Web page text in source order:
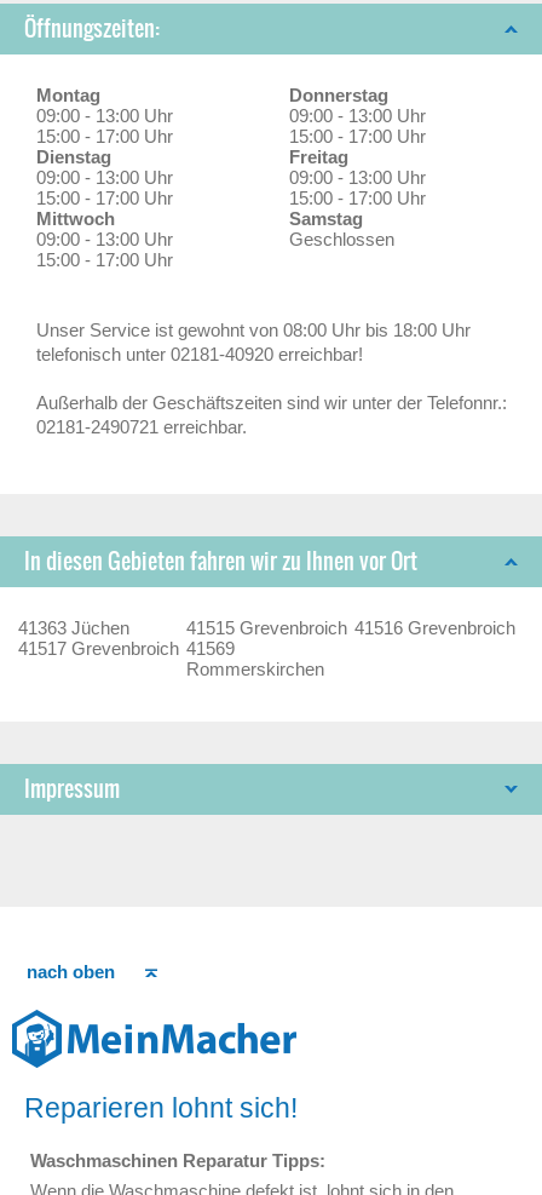
Öffnungszeiten:
Montag
09:00 - 13:00 Uhr
15:00 - 17:00 Uhr
Dienstag
09:00 - 13:00 Uhr
15:00 - 17:00 Uhr
Mittwoch
09:00 - 13:00 Uhr
15:00 - 17:00 Uhr
Donnerstag
09:00 - 13:00 Uhr
15:00 - 17:00 Uhr
Freitag
09:00 - 13:00 Uhr
15:00 - 17:00 Uhr
Samstag
Geschlossen
Unser Service ist gewohnt von 08:00 Uhr bis 18:00 Uhr
telefonisch unter 02181-40920 erreichbar!
Außerhalb der Geschäftszeiten sind wir unter der Telefonnr.:
02181-2490721 erreichbar.
In diesen Gebieten fahren wir zu Ihnen vor Ort
41363 Jüchen 41515 Grevenbroich 41516 Grevenbroich
41517 Grevenbroich 41569
Rommerskirchen
Impressum
nach oben
Reparieren lohnt sich!
Waschmaschinen Reparatur Tipps:
Wenn die Waschmaschine defekt ist, lohnt sich in den